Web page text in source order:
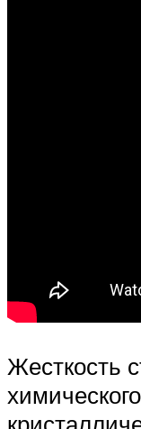
Жесткость